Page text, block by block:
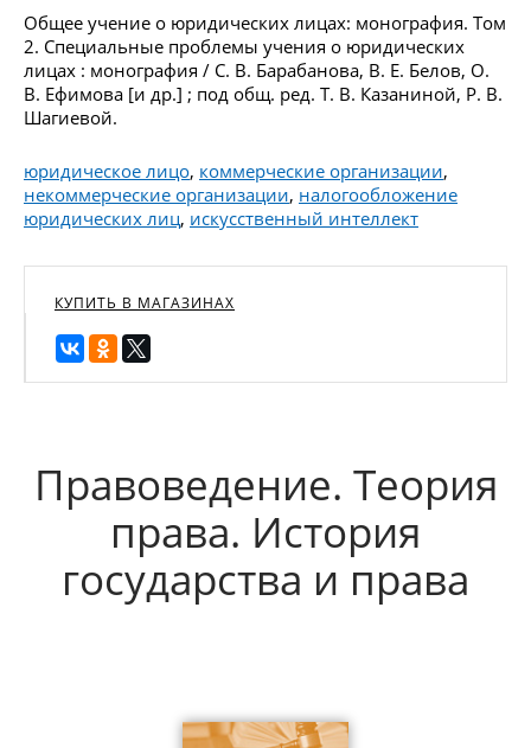
Общее учение о юридических лицах: монография. Том
2. Специальные проблемы учения о юридических
лицах : монография / С. В. Барабанова, В. Е. Белов, О.
В. Ефимова [и др.] ; под общ. ред. Т. В. Казаниной, Р. В.
Шагиевой.
юридическое лицо, коммерческие организации,
некоммерческие организации, налогообложение
юридических лиц, искусственный интеллект
КУПИТЬ В МАГАЗИНАХ
Правоведение. Теория
права. История
государства и права